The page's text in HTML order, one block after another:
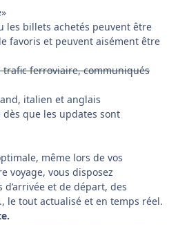
les billets achetés peuvent être
favoris et peuvent aisément être
trafic ferroviaire, communiqués
italien et anglais
que les updates sont
même lors de vos
voyage, vous disposez
et de départ, des
le tout actualisé et en temps réel.